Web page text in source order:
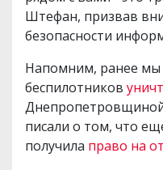
Штефан, призвав
безопасности
Напомним, ранее мы
беспилотников
писали о том, что
получила право на